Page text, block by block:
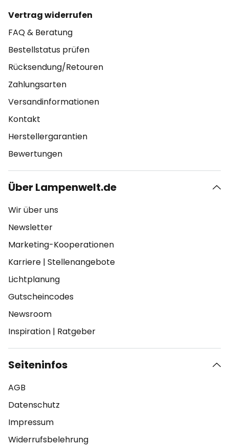
Vertrag widerrufen
FAQ & Beratung
Bestellstatus prüfen
Rücksendung/Retouren
Zahlungsarten
Versandinformationen
Kontakt
Herstellergarantien
Bewertungen
Über Lampenwelt.de
Wir über uns
Newsletter
Marketing-Kooperationen
Karriere | Stellenangebote
Lichtplanung
Gutscheincodes
Newsroom
Inspiration | Ratgeber
Seiteninfos
AGB
Datenschutz
Impressum
Widerrufsbelehrung